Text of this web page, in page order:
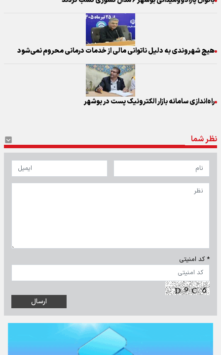
هیچ شهروندی به دلیل ناتوانی مالی از خدمات درمانی محروم نمی‌شود
راه‌اندازی سامانه بازار الکترونیک پست در بوشهر
نظر شما
* کد امنیتی